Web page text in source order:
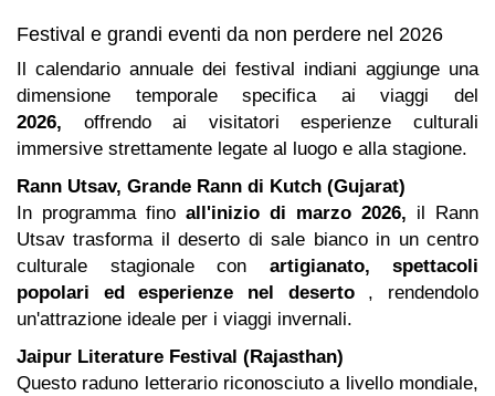
Festival e grandi eventi da non perdere nel 2026
Il calendario annuale dei festival indiani aggiunge una
dimensione temporale specifica ai viaggi del
2026, offrendo ai visitatori esperienze culturali
immersive strettamente legate al luogo e alla stagione.
Rann Utsav, Grande Rann di Kutch (Gujarat)
In programma fino all'inizio di marzo 2026, il Rann
Utsav trasforma il deserto di sale bianco in un centro
culturale stagionale con artigianato, spettacoli
popolari ed esperienze nel deserto, rendendolo
un'attrazione ideale per i viaggi invernali.
Jaipur Literature Festival (Rajasthan)
Questo raduno letterario riconosciuto a livello mondiale,